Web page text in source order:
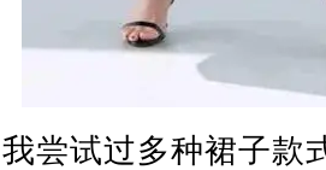
我尝试过多种裙子款